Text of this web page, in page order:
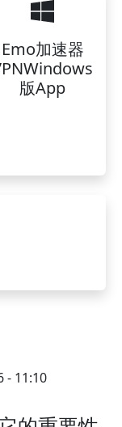
Emo加速器
版App
- 11:10